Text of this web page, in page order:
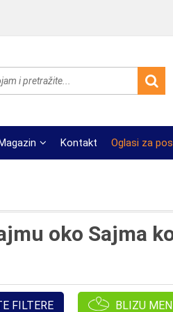
Kontakt Oglasi za
oko Sajma
FILTERE BLIZU